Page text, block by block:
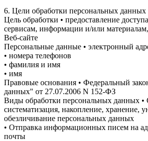
6. Цели обработки персональных данных
Цель обработки • предоставление
сервисам, информации и/или
Веб-сайте
Персональные данные • электронный
• номера телефонов
• фамилия и имя
• имя
Правовые основания • Федеральный
данных" от 27.07.2006 N 152-ФЗ
Виды обработки персональных данных •
систематизация, накопление, хранение,
обезличивание персональных данных
• Отправка информационных писем на
почты